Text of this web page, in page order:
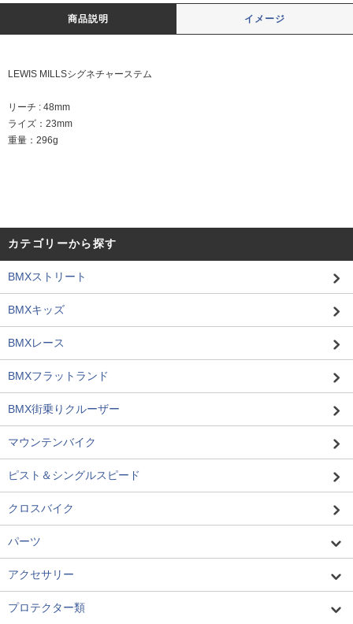
商品説明 イメージ
LEWIS MILLSシグネチャーステム
リーチ : 48mm
ライズ：23mm
重量：296g
カテゴリーから探す
BMXストリート
BMXキッズ
BMXレース
BMXフラットランド
BMX街乗りクルーザー
マウンテンバイク
ピスト＆シングルスピード
クロスバイク
パーツ
アクセサリー
プロテクター類